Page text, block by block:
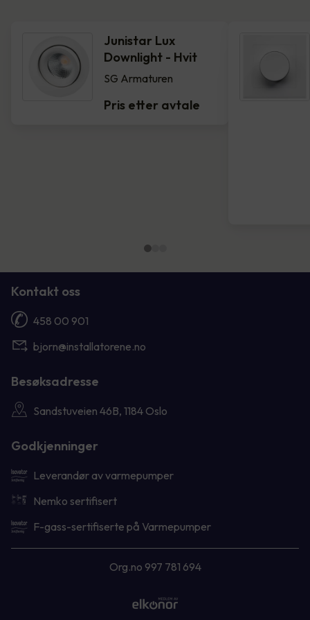
Junistar Lux
Downlight - Hvit
SG Armaturen
Pris etter avtale
Kontakt oss
458 00 901
bjorn@installatorene.no
Besøksadresse
Sandstuveien 46B, 1184 Oslo
Godkjenninger
Leverandør av varmepumper
Nemko sertifisert
F-gass-sertifiserte på Varmepumper
Org.no 997 781 694